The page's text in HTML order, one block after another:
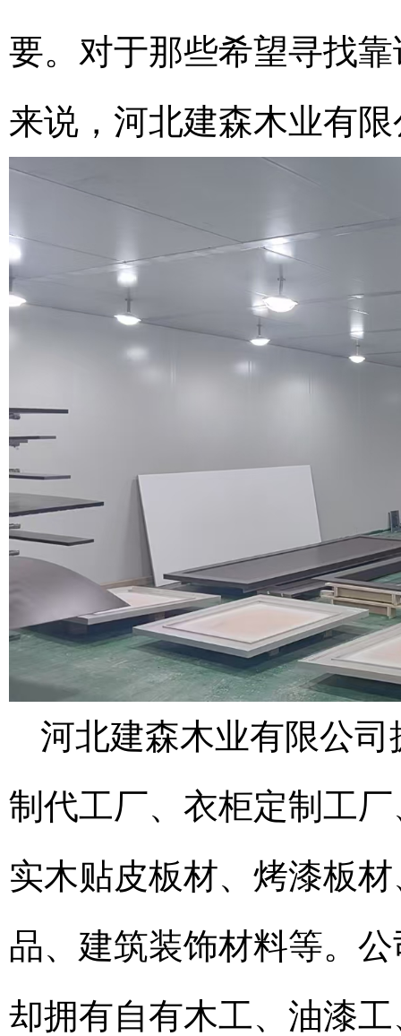
要。对于那些希望寻找
来说，河北建森木业有
河北建森木业有限公
制代工厂、衣柜定制工
实木贴皮板材、烤漆板
品、建筑装饰材料等。
却拥有自有木工、油漆